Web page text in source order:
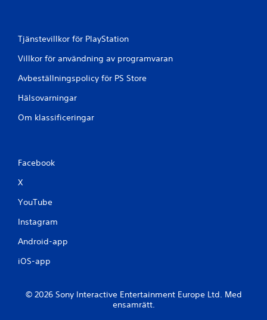
Tjänstevillkor för PlayStation
Villkor för användning av programvaran
Avbeställningspolicy för PS Store
Hälsovarningar
Om klassificeringar
Facebook
X
YouTube
Instagram
Android-app
iOS-app
© 2026 Sony Interactive Entertainment Europe Ltd. Med
ensamrätt.